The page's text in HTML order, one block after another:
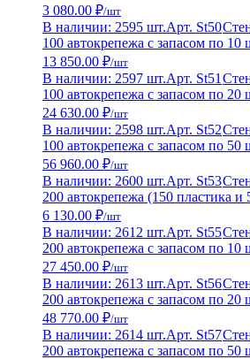
3 080.00 ₽/шт
В наличии: 2595 шт.Арт. St50
100 автокрепежа с запасом по 10
13 850.00 ₽/шт
В наличии: 2597 шт.Арт. St51
100 автокрепежа с запасом по 20
24 630.00 ₽/шт
В наличии: 2598 шт.Арт. St52
100 автокрепежа с запасом по 50
56 960.00 ₽/шт
В наличии: 2600 шт.Арт. St53
200 автокрепежа (150 пластика и
6 130.00 ₽/шт
В наличии: 2612 шт.Арт. St55
200 автокрепежа с запасом по 10
27 450.00 ₽/шт
В наличии: 2613 шт.Арт. St56
200 автокрепежа с запасом по 20
48 770.00 ₽/шт
В наличии: 2614 шт.Арт. St57
200 автокрепежа с запасом по 50